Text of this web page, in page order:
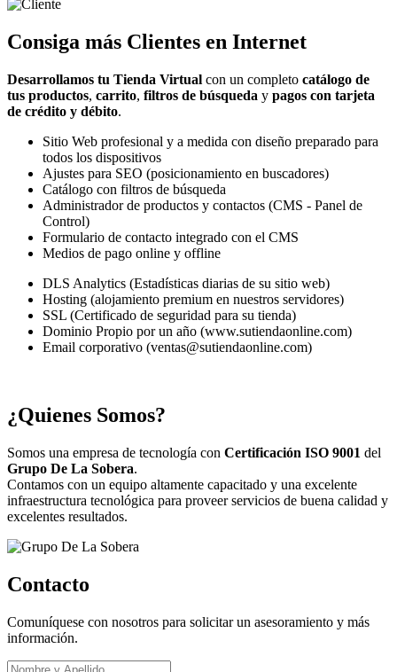
Consiga más Clientes en Internet
Desarrollamos tu Tienda Virtual con un completo catálogo de
tus productos, carrito, filtros de búsqueda y pagos con tarjeta
de crédito y débito.
Sitio Web profesional y a medida con diseño preparado para
todos los dispositivos
Ajustes para SEO (posicionamiento en buscadores)
Catálogo con filtros de búsqueda
Administrador de productos y contactos (CMS - Panel de
Control)
Formulario de contacto integrado con el CMS
Medios de pago online y offline
DLS Analytics (Estadísticas diarias de su sitio web)
Hosting (alojamiento premium en nuestros servidores)
SSL (Certificado de seguridad para su tienda)
Dominio Propio por un año (www.sutiendaonline.com)
Email corporativo (ventas@sutiendaonline.com)
¿Quienes Somos?
Somos una empresa de tecnología con Certificación ISO 9001 del
Grupo De La Sobera.
Contamos con un equipo altamente capacitado y una excelente
infraestructura tecnológica para proveer servicios de buena calidad y
excelentes resultados.
Contacto
Comuníquese con nosotros para solicitar un asesoramiento y más
información.